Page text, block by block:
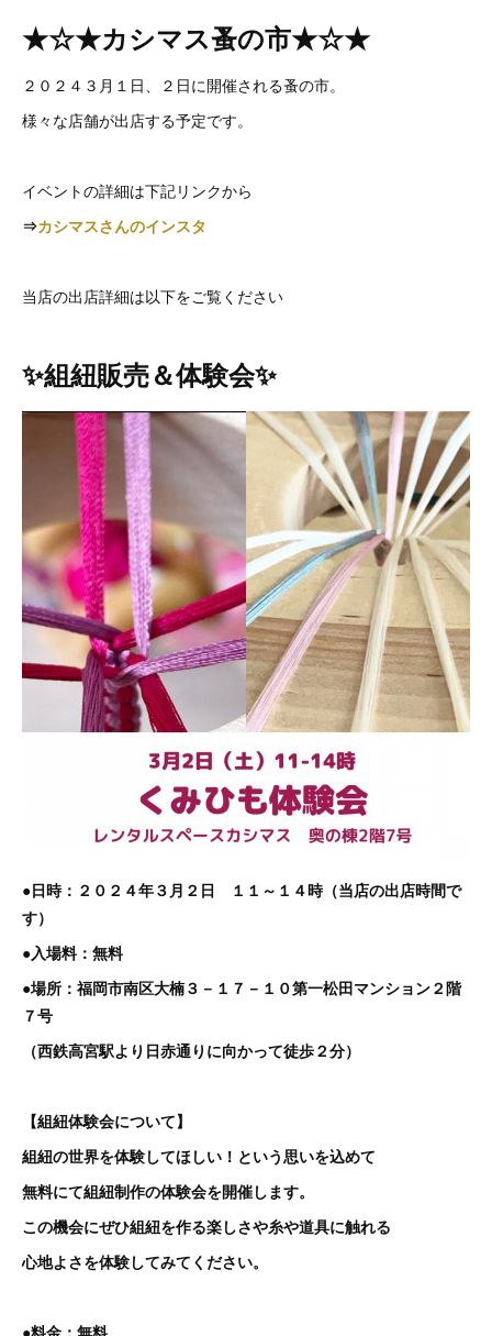
★☆★カシマス蚤の市★☆★
２０２４３月１日、２日に開催される蚤の市。
様々な店舗が出店する予定です。
イベントの詳細は下記リンクから
⇒カシマスさんのインスタ
当店の出店詳細は以下をご覧ください
✨組紐販売＆体験会✨
●日時：２０２４年３月２日 １１～１４時（当店の出店時間で
す）
●入場料：無料
●場所：福岡市南区大楠３－１７－１０第一松田マンション２階
７号
（西鉄高宮駅より日赤通りに向かって徒歩２分）
【組紐体験会について】
組紐の世界を体験してほしい！という思いを込めて
無料にて組紐制作の体験会を開催します。
この機会にぜひ組紐を作る楽しさや糸や道具に触れる
心地よさを体験してみてください。
●料金：無料